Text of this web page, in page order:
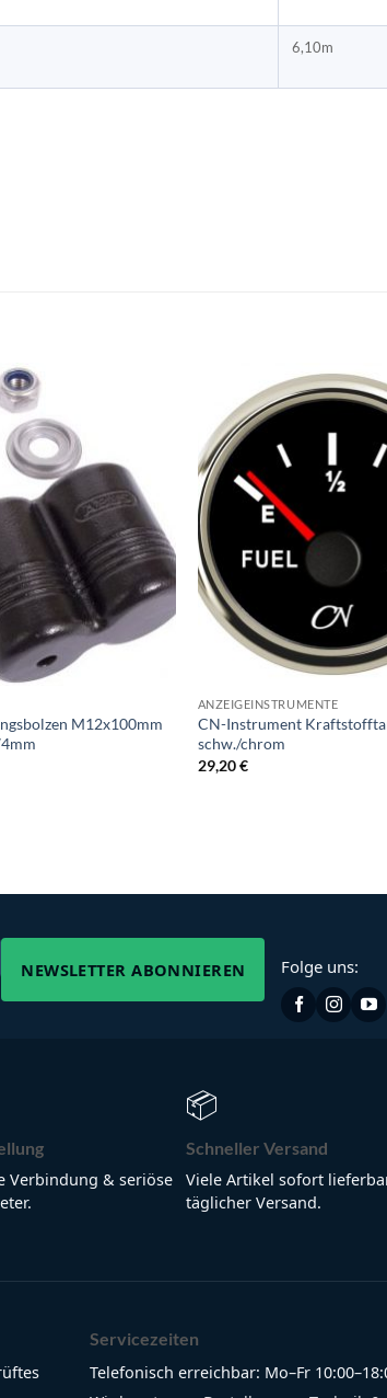
6,10m
M12x100mm
ANZEIGEINSTRUMENTE
CN-Instrument
schw./chrom
29,20€
NEWSLETTER ABONNIEREN Folge uns:
Verbindung & seriöse
📦
Schneller Versand
Viele Artikel sofort
täglicher Versand.
Servicezeiten
Telefonisch erreichbar: Mo–Fr